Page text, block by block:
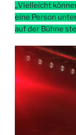
„Vielleicht
eine Person
auf der Bühne